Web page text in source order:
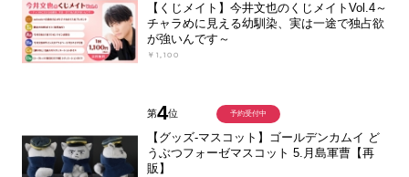
【くじメイト】今井文也のくじメイトVol.4～
チャラめに見える幼馴染、実は一途で独占欲
が強いんです～
￥1,100
第4位
【グッズ-マスコット】ゴールデンカムイ ど
うぶつフォーゼマスコット 5.月島軍曹【再
販】
予約受付中